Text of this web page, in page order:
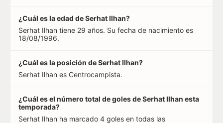
¿Cuál es la edad de Serhat Ilhan?
Serhat Ilhan tiene 29 años. Su fecha de nacimiento es
18/08/1996.
¿Cuál es la posición de Serhat Ilhan?
Serhat Ilhan es Centrocampista.
¿Cuál es el número total de goles de Serhat Ilhan esta
temporada?
Serhat Ilhan ha marcado 4 goles en todas las